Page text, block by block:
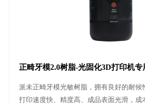
正畸牙模2.0树脂-光固化3D打印机
派未正畸牙模光敏树脂，拥有良好的耐候
打印速度快、精度高、成品表面光滑，成